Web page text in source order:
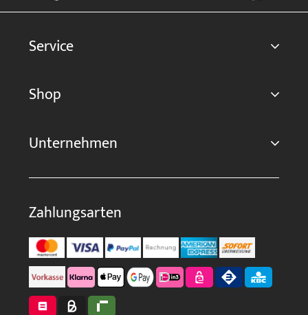
Service
Shop
Unternehmen
Zahlungsarten